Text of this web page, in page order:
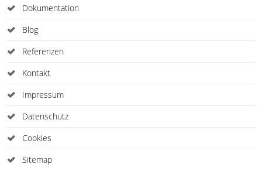
Dokumentation
Blog
Referenzen
Kontakt
Impressum
Datenschutz
Cookies
Sitemap